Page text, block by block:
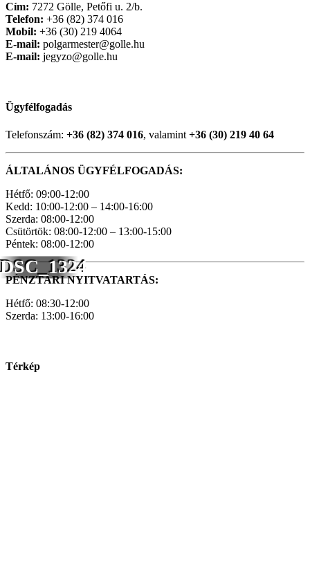
DSC_1324
Cím: 7272 Gölle, Petőfi u. 2/b.
Telefon: +36 (82) 374 016
Mobil: +36 (30) 219 4064
E-mail: polgarmester@golle.hu
E-mail: jegyzo@golle.hu
Ügyfélfogadás
Telefonszám: +36 (82) 374 016, valamint +36 (30) 219 40 64
ÁLTALÁNOS ÜGYFÉLFOGADÁS:
Hétfő: 09:00-12:00
Kedd: 10:00-12:00 – 14:00-16:00
Szerda: 08:00-12:00
Csütörtök: 08:00-12:00 – 13:00-15:00
Péntek: 08:00-12:00
PÉNZTÁRI NYITVATARTÁS:
Hétfő: 08:30-12:00
Szerda: 13:00-16:00
Térkép